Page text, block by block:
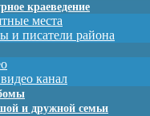
краеведение
места
и писатели района
канал
и дружной семьи